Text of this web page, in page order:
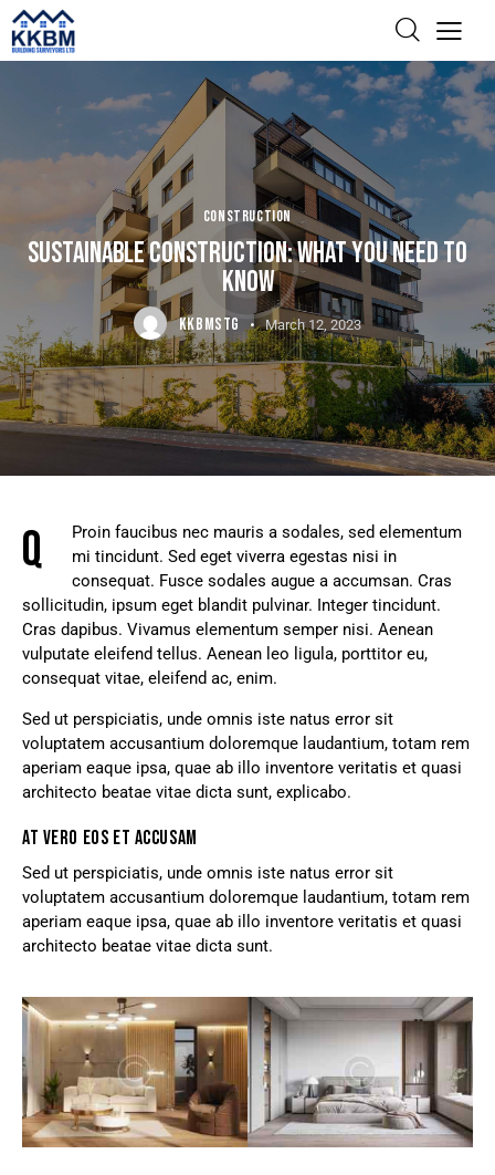
CONSTRUCTION
SUSTAINABLE CONSTRUCTION: WHAT YOU NEED TO
KNOW
KKBMSTG March 12, 2023
Q
Proin faucibus nec mauris a sodales, sed elementum
mi tincidunt. Sed eget viverra egestas nisi in
consequat. Fusce sodales augue a accumsan. Cras
sollicitudin, ipsum eget blandit pulvinar. Integer tincidunt.
Cras dapibus. Vivamus elementum semper nisi. Aenean
vulputate eleifend tellus. Aenean leo ligula, porttitor eu,
consequat vitae, eleifend ac, enim.
Sed ut perspiciatis, unde omnis iste natus error sit
voluptatem accusantium doloremque laudantium, totam rem
aperiam eaque ipsa, quae ab illo inventore veritatis et quasi
architecto beatae vitae dicta sunt, explicabo.
AT VERO EOS ET ACCUSAM
Sed ut perspiciatis, unde omnis iste natus error sit
voluptatem accusantium doloremque laudantium, totam rem
aperiam eaque ipsa, quae ab illo inventore veritatis et quasi
architecto beatae vitae dicta sunt.